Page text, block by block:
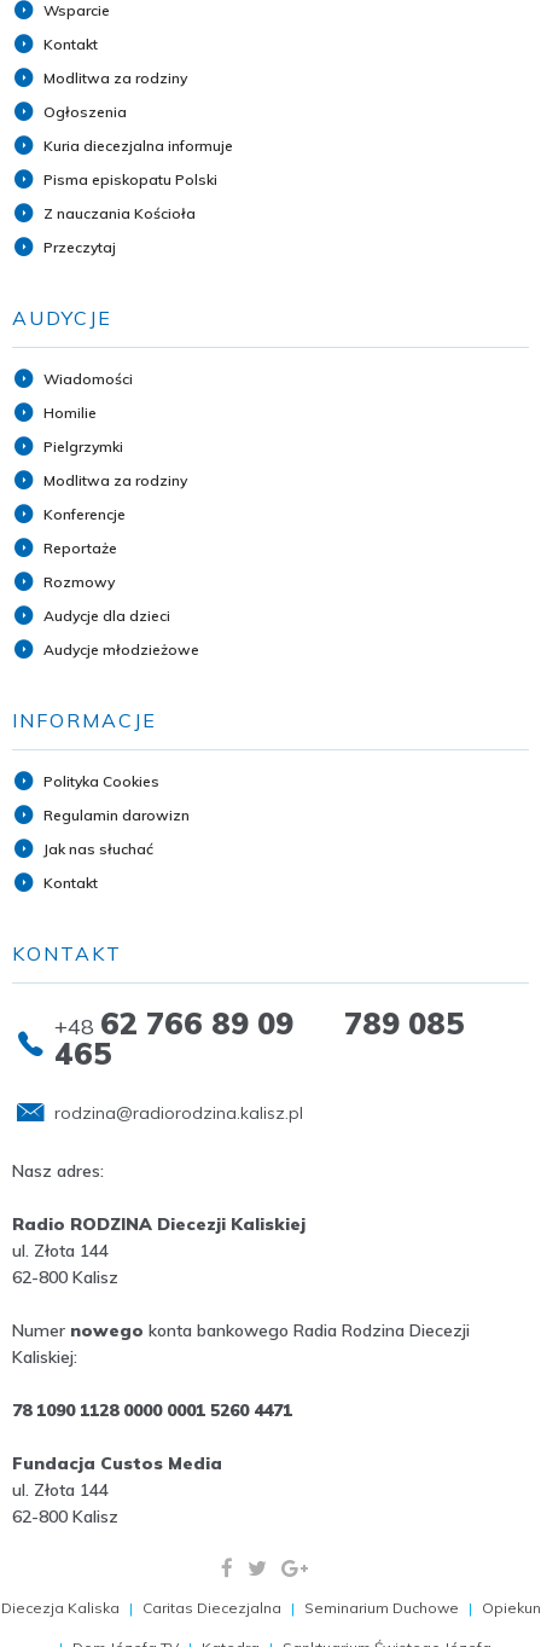
Wsparcie
Kontakt
Modlitwa za rodziny
Ogłoszenia
Kuria diecezjalna informuje
Pisma episkopatu Polski
Z nauczania Kościoła
Przeczytaj
AUDYCJE
Wiadomości
Homilie
Pielgrzymki
Modlitwa za rodziny
Konferencje
Reportaże
Rozmowy
Audycje dla dzieci
Audycje młodzieżowe
INFORMACJE
Polityka Cookies
Regulamin darowizn
Jak nas słuchać
Kontakt
KONTAKT
+48 62 766 89 09 789 085
465
rodzina@radiorodzina.kalisz.pl
Nasz adres:
Radio RODZINA Diecezji Kaliskiej
ul. Złota 144
62-800 Kalisz
Numer nowego konta bankowego Radia Rodzina Diecezji
Kaliskiej:
78 1090 1128 0000 0001 5260 4471
Fundacja Custos Media
ul. Złota 144
62-800 Kalisz
Diecezja Kaliska Caritas Diecezjalna Seminarium Duchowe Opiekun